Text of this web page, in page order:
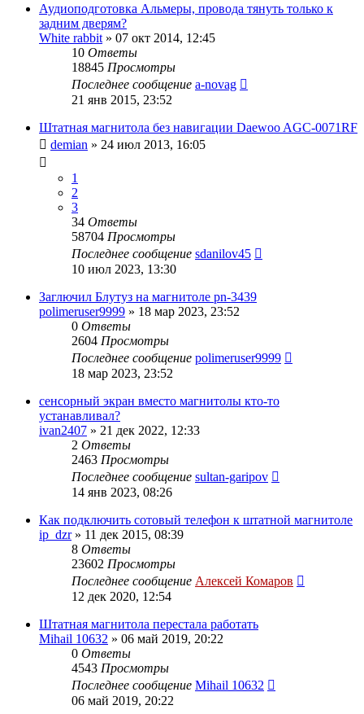
Аудиоподготовка Альмеры, провода тянуть только к
задним дверям?
White rabbit » 07 окт 2014, 12:45
10 Ответы
18845 Просмотры
Последнее сообщение a-novag
21 янв 2015, 23:52
Штатная магнитола без навигации Daewoo AGC-0071RF
demian » 24 июл 2013, 16:05
1
2
3
34 Ответы
58704 Просмотры
Последнее сообщение sdanilov45
10 июл 2023, 13:30
Заглючил Блутуз на магнитоле pn-3439
polimeruser9999 » 18 мар 2023, 23:52
0 Ответы
2604 Просмотры
Последнее сообщение polimeruser9999
18 мар 2023, 23:52
сенсорный экран вместо магнитолы кто-то
устанавливал?
ivan2407 » 21 дек 2022, 12:33
2 Ответы
2463 Просмотры
Последнее сообщение sultan-garipov
14 янв 2023, 08:26
Как подключить сотовый телефон к штатной магнитоле
ip_dzr» 11 дек 2015, 08:39
8 Ответы
23602 Просмотры
Последнее сообщение Алексей Комаров
12 дек 2020, 12:54
Штатная магнитола перестала работать
Mihail 10632 » 06 май 2019, 20:22
0 Ответы
4543 Просмотры
Последнее сообщение Mihail 10632
06 май 2019, 20:22